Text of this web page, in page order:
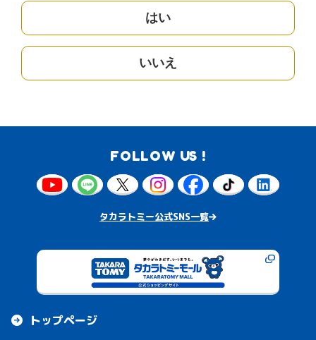
はい
いいえ
FOLLOW US !
タカラトミー公式SNS一覧
トップページ